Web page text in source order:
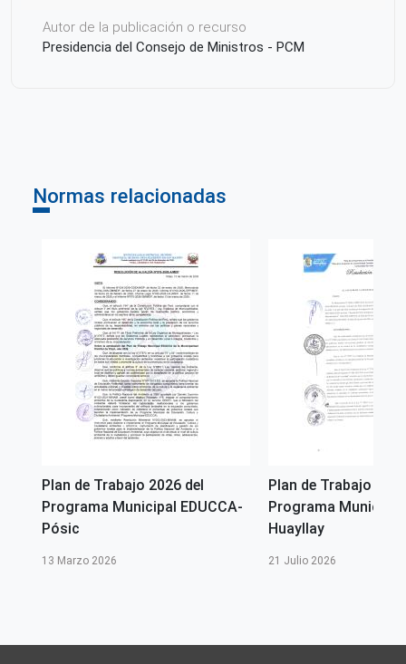
Autor de la publicación o recurso
Presidencia del Consejo de Ministros - PCM
Normas relacionadas
Plan de Trabajo 2026 del
Programa Municipal EDUCCA-
Pósic
13 Marzo 2026
Plan de Trabajo
Programa Municipal
Huayllay
21 Julio 2026